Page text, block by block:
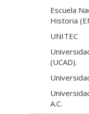
Escuela
Historia
UNITEC
(UCAD).
A.C.